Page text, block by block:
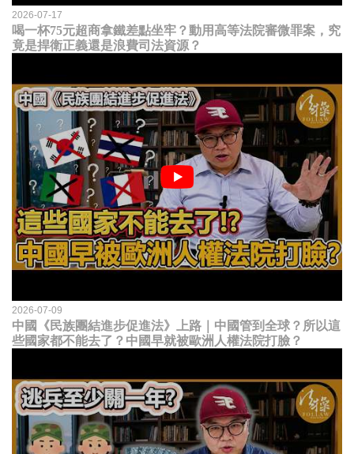
2026-07-17
喝一杯75元超商拿鐵差點坐牢？動用高等法院審微罪案，究
竟是捍衛正義還是浪費司法資源？
2026-07-09
中國《民族團結進步促進法》上路｜中國管到全球？所以這
些國家都不能去了？中國早就被歐洲人權法院打臉？